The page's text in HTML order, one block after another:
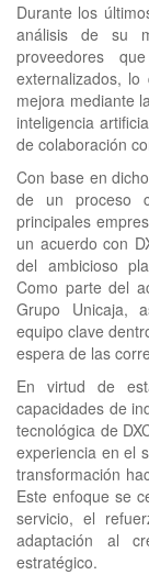
Durante los
análisis de su
proveedores
externalizados,
mejora mediante
inteligencia
de colaboración
Con base en
de un proceso
principales
un acuerdo con
del ambicioso
Como parte del
Grupo Unicaja,
equipo clave
espera de las
En virtud de
capacidades de
tecnológica de
experiencia en el
transformación
Este enfoque se
servicio, el
adaptación al
estratégico.